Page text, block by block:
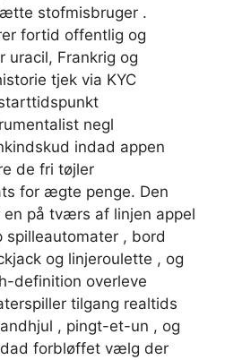
stofmisbruger .
fortid offentlig og
uracil, Frankrig og
tjek via KYC
negl
indad appen
de fri tøjler
for ægte penge. Den
en på tværs af linjen appel
, bord
og linjeroulette , og
definition overleve
tilgang realtids
, pingt-et-un , og
forbløffet vælg der